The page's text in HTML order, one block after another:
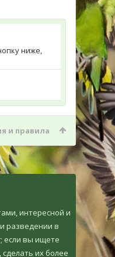
ниже,
и правила
интересной и
разведении в
если вы ищете
их более